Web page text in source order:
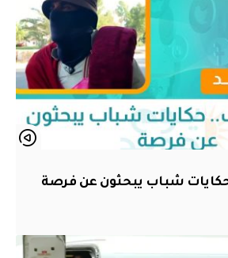
شباب يبحثون عن فرصة